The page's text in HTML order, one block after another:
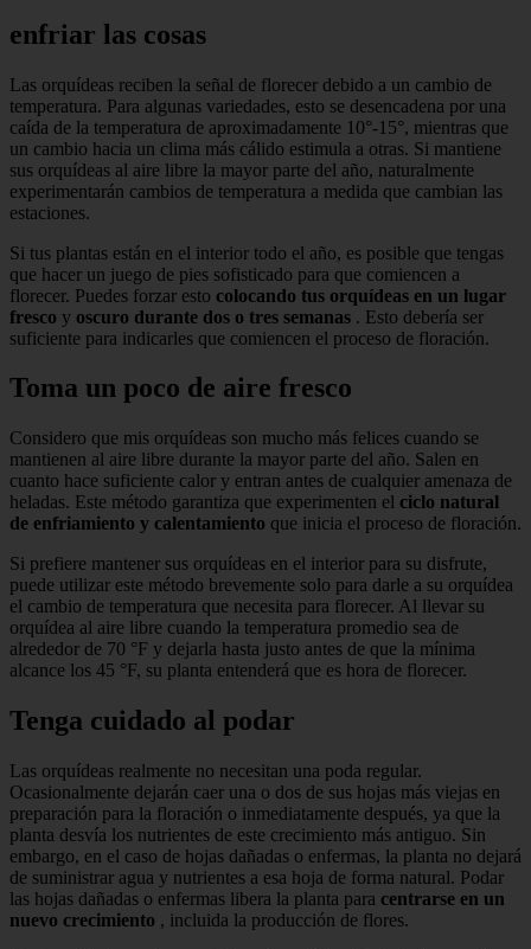
enfriar las cosas
Las orquídeas reciben la señal de florecer debido a un cambio de
temperatura. Para algunas variedades, esto se desencadena por una
caída de la temperatura de aproximadamente 10°-15°, mientras que
un cambio hacia un clima más cálido estimula a otras. Si mantiene
sus orquídeas al aire libre la mayor parte del año, naturalmente
experimentarán cambios de temperatura a medida que cambian las
estaciones.
Si tus plantas están en el interior todo el año, es posible que tengas
que hacer un juego de pies sofisticado para que comiencen a
florecer. Puedes forzar esto colocando tus orquídeas en un lugar
fresco y oscuro durante dos o tres semanas . Esto debería ser
suficiente para indicarles que comiencen el proceso de floración.
Toma un poco de aire fresco
Considero que mis orquídeas son mucho más felices cuando se
mantienen al aire libre durante la mayor parte del año. Salen en
cuanto hace suficiente calor y entran antes de cualquier amenaza de
heladas. Este método garantiza que experimenten el ciclo natural
de enfriamiento y calentamiento que inicia el proceso de floración.
Si prefiere mantener sus orquídeas en el interior para su disfrute,
puede utilizar este método brevemente solo para darle a su orquídea
el cambio de temperatura que necesita para florecer. Al llevar su
orquídea al aire libre cuando la temperatura promedio sea de
alrededor de 70 °F y dejarla hasta justo antes de que la mínima
alcance los 45 °F, su planta entenderá que es hora de florecer.
Tenga cuidado al podar
Las orquídeas realmente no necesitan una poda regular.
Ocasionalmente dejarán caer una o dos de sus hojas más viejas en
preparación para la floración o inmediatamente después, ya que la
planta desvía los nutrientes de este crecimiento más antiguo. Sin
embargo, en el caso de hojas dañadas o enfermas, la planta no dejará
de suministrar agua y nutrientes a esa hoja de forma natural. Podar
las hojas dañadas o enfermas libera la planta para centrarse en un
nuevo crecimiento , incluida la producción de flores.